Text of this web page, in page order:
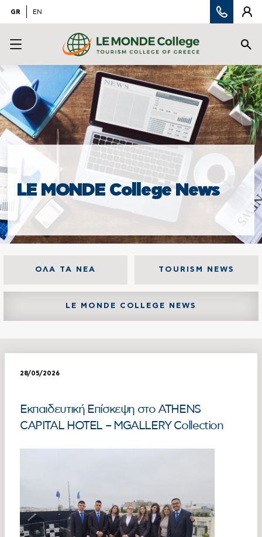
GR EN
LE MONDE College News
ΟΛΑ ΤΑ ΝΕΑ TOURISM NEWS
LE MONDE COLLEGE NEWS
28/05/2026
Εκπαιδευτική Επίσκεψη στο ATHENS
CAPITAL HOTEL – MGALLERY Collection